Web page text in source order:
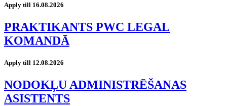
Apply till 16.08.2026
PRAKTIKANTS PWC LEGAL
KOMANDĀ
Apply till 12.08.2026
NODOKĻU ADMINISTRĒŠANAS
ASISTENTS